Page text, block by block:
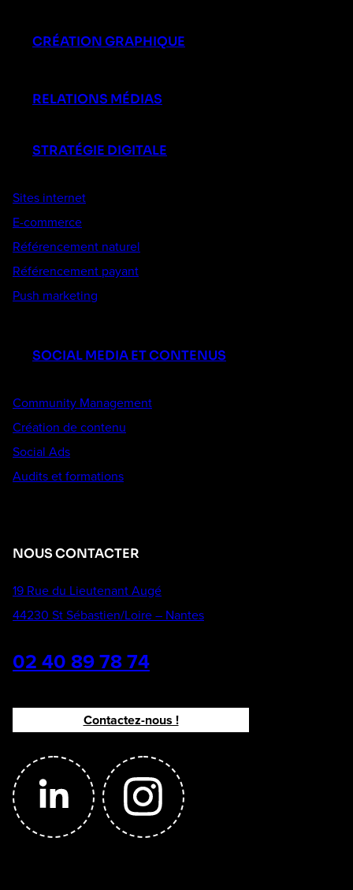
CRÉATION GRAPHIQUE
RELATIONS MÉDIAS
STRATÉGIE DIGITALE
Sites internet
E-commerce
Référencement naturel
Référencement payant
Push marketing
SOCIAL MEDIA ET CONTENUS
Community Management
Création de contenu
Social Ads
Audits et formations
NOUS CONTACTER
19 Rue du Lieutenant Augé
44230 St Sébastien/Loire – Nantes
02 40 89 78 74
Contactez-nous !